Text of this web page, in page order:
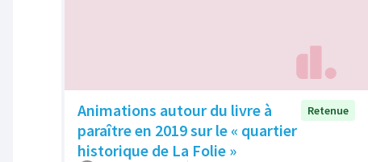
Animations autour du livre à
paraître en 2019 sur le « quartier
historique de La Folie »
Retenue